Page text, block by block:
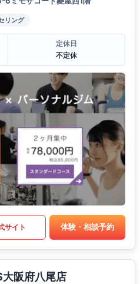
リング
定休日
不定休
サイト 体験・相談予約
阪府八尾店